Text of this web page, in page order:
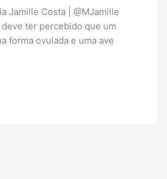
Jamille Costa | @MJamille
ter percebido que um
forma ovulada e uma ave